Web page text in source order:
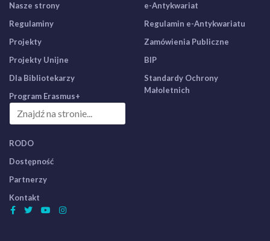
Nasze strony
Regulaminy
Projekty
Projekty Unijne
Dla Bibliotekarzy
Program Erasmus+
e-Antykwariat
Regulamin e-Antykwariatu
Zamówienia Publiczne
BIP
Standardy Ochrony
Małoletnich
RODO
Dostępność
Partnerzy
Kontakt